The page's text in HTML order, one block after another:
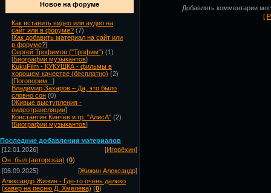
Новое на форуме
Как вставить видео или аудио на
сайт или в форуме? (7)
[Как добавить материал на сайт или
в форуме?]
Сергей Трофимов ("Трофим") (1)
[Биографии музыкантов]
KukuFilm - КУКУШКА - фильмы в
хорошем качестве (бесплатно) (2)
[Поговорим... ]
Владимир Захаров – Да, это было
словно сон (0)
[Живые выступления -
видеотрансляции]
Константин Кинчев и гр. "АлисА" (2)
[Биографии музыкантов]
Последние добавления материалов
[12.01.2026]
[Игорёхин]
Он_был (авторская) (0)
[06.09.2025]
[Жижин Александр]
Александр Жижин - Где-то очень далеко
(кавер на песню Д. Хмелёва) (0)
Добавлять комментарии
[